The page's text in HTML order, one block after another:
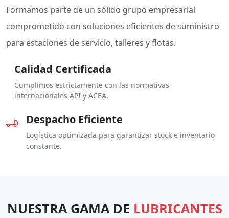
Formamos parte de un sólido grupo empresarial
comprometido con soluciones eficientes de suministro
para estaciones de servicio, talleres y flotas.
Calidad Certificada
Cumplimos estrictamente con las normativas
internacionales API y ACEA.
Despacho Eficiente
Logística optimizada para garantizar stock e inventario
constante.
NUESTRA GAMA DE LUBRICANTES